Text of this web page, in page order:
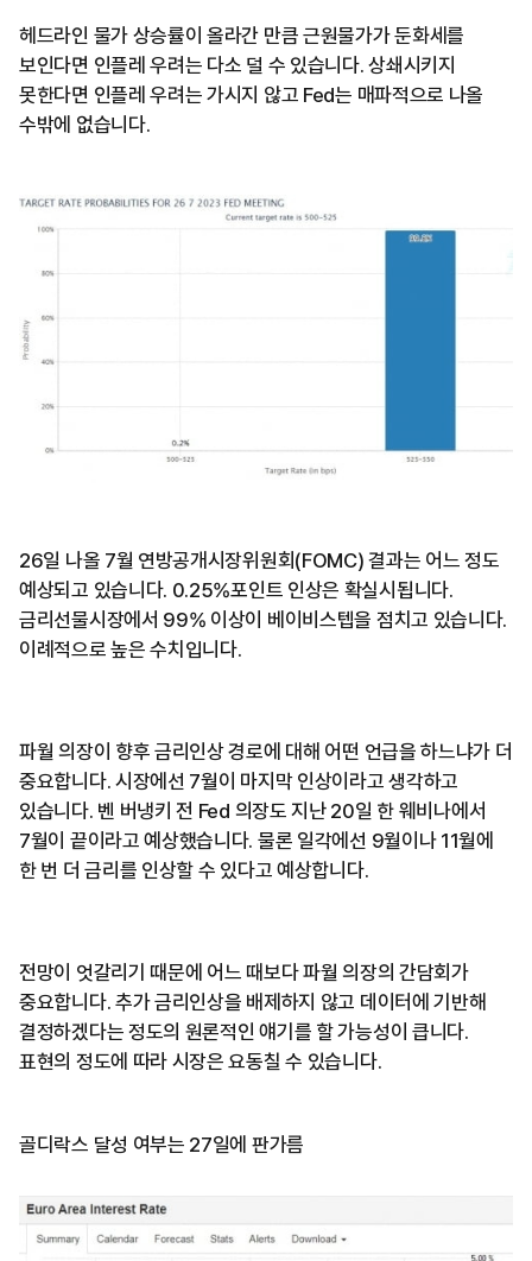
헤드라인 물가 상승률이 올라간 만큼 근원물가가 둔화세를
보인다면 인플레 우려는 다소 덜 수 있습니다. 상쇄시키지
못한다면 인플레 우려는 가시지 않고 Fed는 매파적으로 나올
수밖에 없습니다.
26일 나올 7월 연방공개시장위원회(FOMC) 결과는 어느 정도
예상되고 있습니다. 0.25%포인트 인상은 확실시됩니다.
금리선물시장에서 99% 이상이 베이비스텝을 점치고 있습니다.
이례적으로 높은 수치입니다.
파월 의장이 향후 금리인상 경로에 대해 어떤 언급을 하느냐가 더
중요합니다. 시장에선 7월이 마지막 인상이라고 생각하고
있습니다. 벤 버냉키 전 Fed 의장도 지난 20일 한 웨비나에서
7월이 끝이라고 예상했습니다. 물론 일각에선 9월이나 11월에
한 번 더 금리를 인상할 수 있다고 예상합니다.
전망이 엇갈리기 때문에 어느 때보다 파월 의장의 간담회가
중요합니다. 추가 금리인상을 배제하지 않고 데이터에 기반해
결정하겠다는 정도의 원론적인 얘기를 할 가능성이 큽니다.
표현의 정도에 따라 시장은 요동칠 수 있습니다.
골디락스 달성 여부는 27일에 판가름